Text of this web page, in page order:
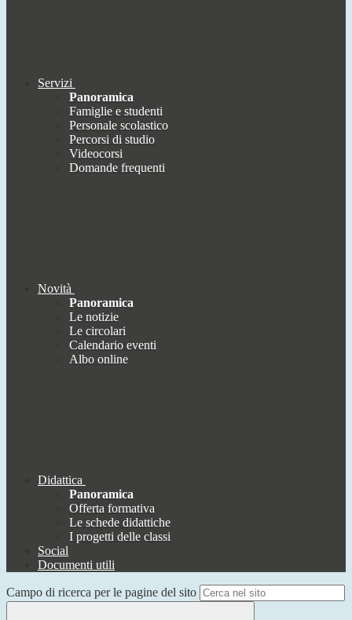
Servizi
Panoramica
Famiglie e studenti
Personale scolastico
Percorsi di studio
Videocorsi
Domande frequenti
Novità
Panoramica
Le notizie
Le circolari
Calendario eventi
Albo online
Didattica
Panoramica
Offerta formativa
Le schede didattiche
I progetti delle classi
Social
Documenti utili
Campo di ricerca per le pagine del sito